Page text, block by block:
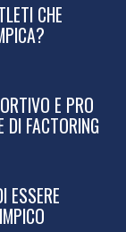
CHE
E PRO
DI FACTORING
ESSERE